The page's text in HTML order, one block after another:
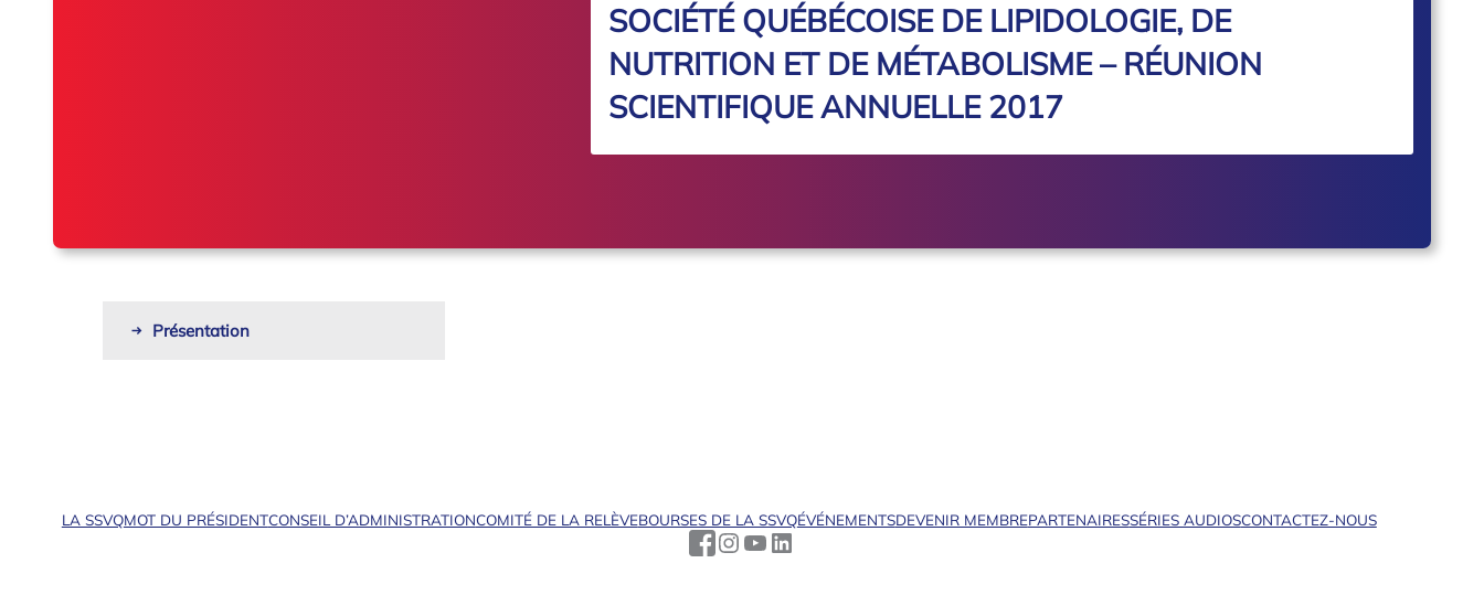
SOCIÉTÉ QUÉBÉCOISE DE LIPIDOLOGIE, DE
NUTRITION ET DE MÉTABOLISME – RÉUNION
SCIENTIFIQUE ANNUELLE 2017
Présentation
LA SSVQMOT DU PRÉSIDENTCONSEIL D’ADMINISTRATIONCOMITÉ DE LA RELÈVEBOURSES DE LA SSVQÉVÉNEMENTSDEVENIR MEMBREPARTENAIRESSÉRIES AUDIOSCONTACTEZ-NOUS